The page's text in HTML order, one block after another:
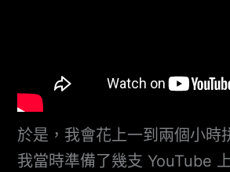
於是，我會花上一到兩個小時
我當時準備了幾支 YouTube